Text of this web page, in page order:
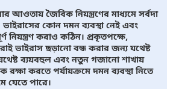
আওতায় জৈবিক নিয়ন্ত্রণের মাধ্যমে সর্বদা
ভাইরাসের কোন দমন ব্যবস্থা নেই এবং
নিয়ন্ত্রণ করাও কঠিন। প্রকৃতপক্ষে,
ভাইরাস ছড়ানো বন্ধ করার জন্য যথেষ্ট
ব্যয়বহুল এবং নতুন গজানো শাখায়
রক্ষা করতে পর্যায়ক্রমে দমন ব্যবস্থা নিতে
যেতে পারে।